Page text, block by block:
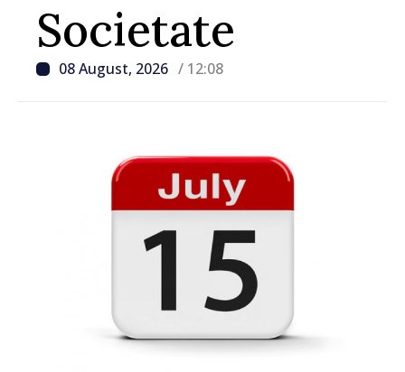
Societate
08 August, 2026 / 12:08